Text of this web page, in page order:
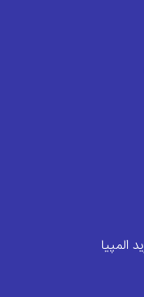
المپیا